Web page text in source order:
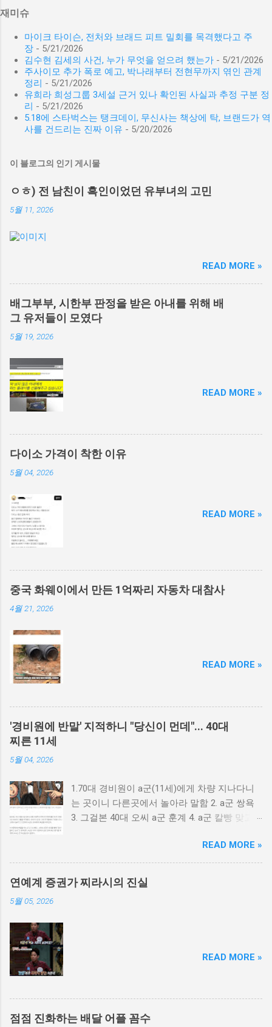
재미슈
마이크 타이슨, 전처와 브래드 피트 밀회를 목격했다고 주
장 - 5/21/2026
김수현 김세의 사건, 누가 무엇을 얻으려 했는가 - 5/21/2026
주사이모 추가 폭로 예고, 박나래부터 전현무까지 엮인 관계
정리 - 5/21/2026
유희라 희성그룹 3세설 근거 있나 확인된 사실과 추정 구분 정
리 - 5/21/2026
5.18에 스타벅스는 탱크데이, 무신사는 책상에 탁, 브랜드가 역
사를 건드리는 진짜 이유 - 5/20/2026
이 블로그의 인기 게시물
ㅇㅎ) 전 남친이 흑인이었던 유부녀의 고민
5월 11, 2026
READ MORE »
배그부부, 시한부 판정을 받은 아내를 위해 배
그 유저들이 모였다
5월 19, 2026
READ MORE »
다이소 가격이 착한 이유
5월 04, 2026
READ MORE »
중국 화웨이에서 만든 1억짜리 자동차 대참사
4월 21, 2026
READ MORE »
'경비원에 반말' 지적하니 "당신이 먼데"... 40대
찌른 11세
5월 04, 2026
1.70대 경비원이 a군(11세)에게 차량 지나다니
는 곳이니 다른곳에서 놀아라 말함 2. a군 쌍욕
3. 그걸본 40대 오씨 a군 훈계 4. a군 칼빵 맞고
배를 찌름 6. 다행이 중상 면함 7. a군 친구가 폭
행 당했다며으로 오씨를 신고 8. a군 아동 학대
로 오씨 고소 9. 40대 오씨 피해자 이면서 피의자
신분으로 경찰 조사
READ MORE »
연예계 증권가 찌라시의 진실
5월 05, 2026
READ MORE »
점점 진화하는 배달 어플 꼼수